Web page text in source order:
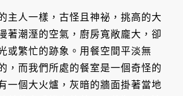
主人一樣，古怪且神祕，挑高的大
著潮溼的空氣，廚房寬敞龐大，卻
或繁忙的跡象。用餐空間平淡無
，而我們所處的餐室是一個奇怪的
一個大火爐，灰暗的牆面掛著當地